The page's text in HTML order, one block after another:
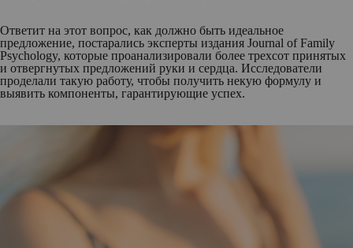
Ответит на этот вопрос, как должно быть идеальное
предложение, постарались эксперты издания Journal of Family
Psychology, которые проанализировали более трехсот принятых
и отвергнутых предложений руки и сердца. Исследователи
проделали такую работу, чтобы получить некую формулу и
выявить компоненты, гарантирующие успех.